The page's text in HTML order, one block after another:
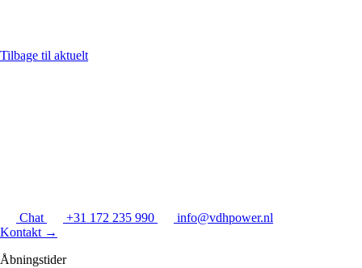
Tilbage til aktuelt
Chat +31 172 235 990
info@vdhpower.nl
Kontakt →
Åbningstider